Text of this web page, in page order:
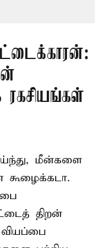
ரகசியங்கள்
மீன்களை
கூழைக்கடா.
திறன்